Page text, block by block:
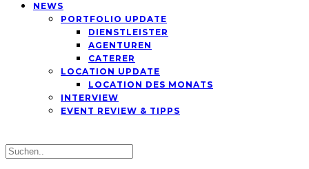
NEWS
PORTFOLIO UPDATE
DIENSTLEISTER
AGENTUREN
CATERER
LOCATION UPDATE
LOCATION DES MONATS
INTERVIEW
EVENT REVIEW & TIPPS